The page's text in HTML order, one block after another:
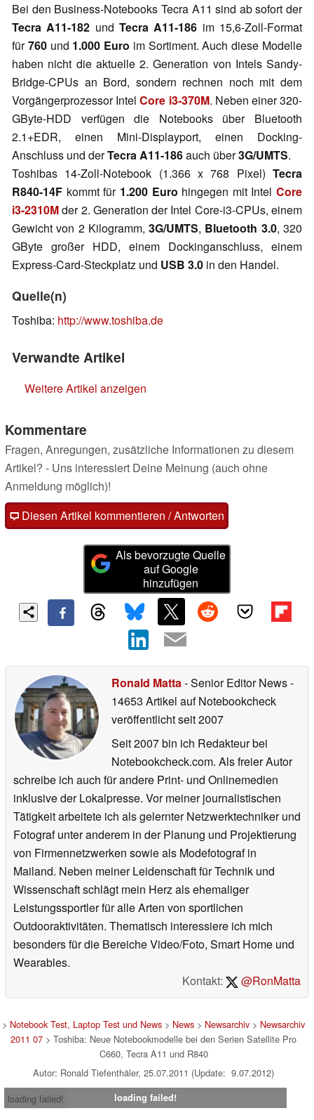
Bei den Business-Notebooks Tecra A11 sind ab sofort der
Tecra A11-182 undTecra A11-186 im 15,6-Zoll-Format
für760und 1.000 Euro im Sortiment. Auch diese Modelle
haben nicht die aktuelle 2. Generation von Intels Sandy-
Bridge-CPUs an Bord, sondern rechnen noch mit dem
Vorgängerprozessor IntelCore i3-370M. Neben einer 320-
GByte-HDD verfügen die Notebooks über Bluetooth
2.1+EDR, einen Mini-Displayport, einen Docking-
Anschluss und derTecra A11-186auch über3G/UMTS.
Toshibas 14-Zoll-Notebook (1.366 x 768 Pixel) Tecra
R840-14F kommt für 1.200 Euro hingegen mit Intel Core
i3-2310Mder 2. Generation der Intel Core-i3-CPUs, einem
Gewicht von 2 Kilogramm,3G/UMTS, Bluetooth 3.0, 320
GByte großer HDD, einem Dockinganschluss, einem
Express-Card-Steckplatz und USB 3.0 in den Handel.
Quelle(n)
Toshiba: http://www.toshiba.de
Verwandte Artikel
Weitere Artikel anzeigen
Kommentare
Fragen, Anregungen, zusätzliche Informationen zu diesem
Artikel? - Uns interessiert Deine Meinung (auch ohne
Anmeldung möglich)!
Diesen Artikel kommentieren / Antworten
Als bevorzugte Quelle
auf Google
hinzufügen
Ronald Matta- Senior Editor News-
14653 Artikel auf Notebookcheck
veröffentlichtseit 2007
Seit 2007 bin ich Redakteur bei
Notebookcheck.com. Als freier Autor
schreibe ich auch für andere Print- und Onlinemedien
inklusive der Lokalpresse. Vor meiner journalistischen
Tätigkeit arbeitete ich als gelernter Netzwerktechniker und
Fotograf unter anderem in der Planung und Projektierung
von Firmennetzwerken sowie als Modefotograf in
Mailand. Neben meiner Leidenschaft für Technik und
Wissenschaft schlägt mein Herz als ehemaliger
Leistungssportler für alle Arten von sportlichen
Outdooraktivitäten. Thematisch interessiere ich mich
besonders für die Bereiche Video/Foto, Smart Home und
Wearables.
Kontakt:
@RonMatta
> Notebook Test, Laptop Test und News > News > Newsarchiv > Newsarchiv
2011 07 > Toshiba: Neue Notebookmodelle bei den Serien Satellite Pro
C660, Tecra A11 und R840
Autor: Ronald Tiefenthäler, 25.07.2011 (Update: 9.07.2012)
loading failed!
loading failed!